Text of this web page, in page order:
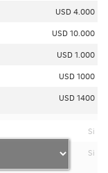
USD 4.000
USD 10.000
USD 1.000
USD 1000
USD 1400
Si
Si